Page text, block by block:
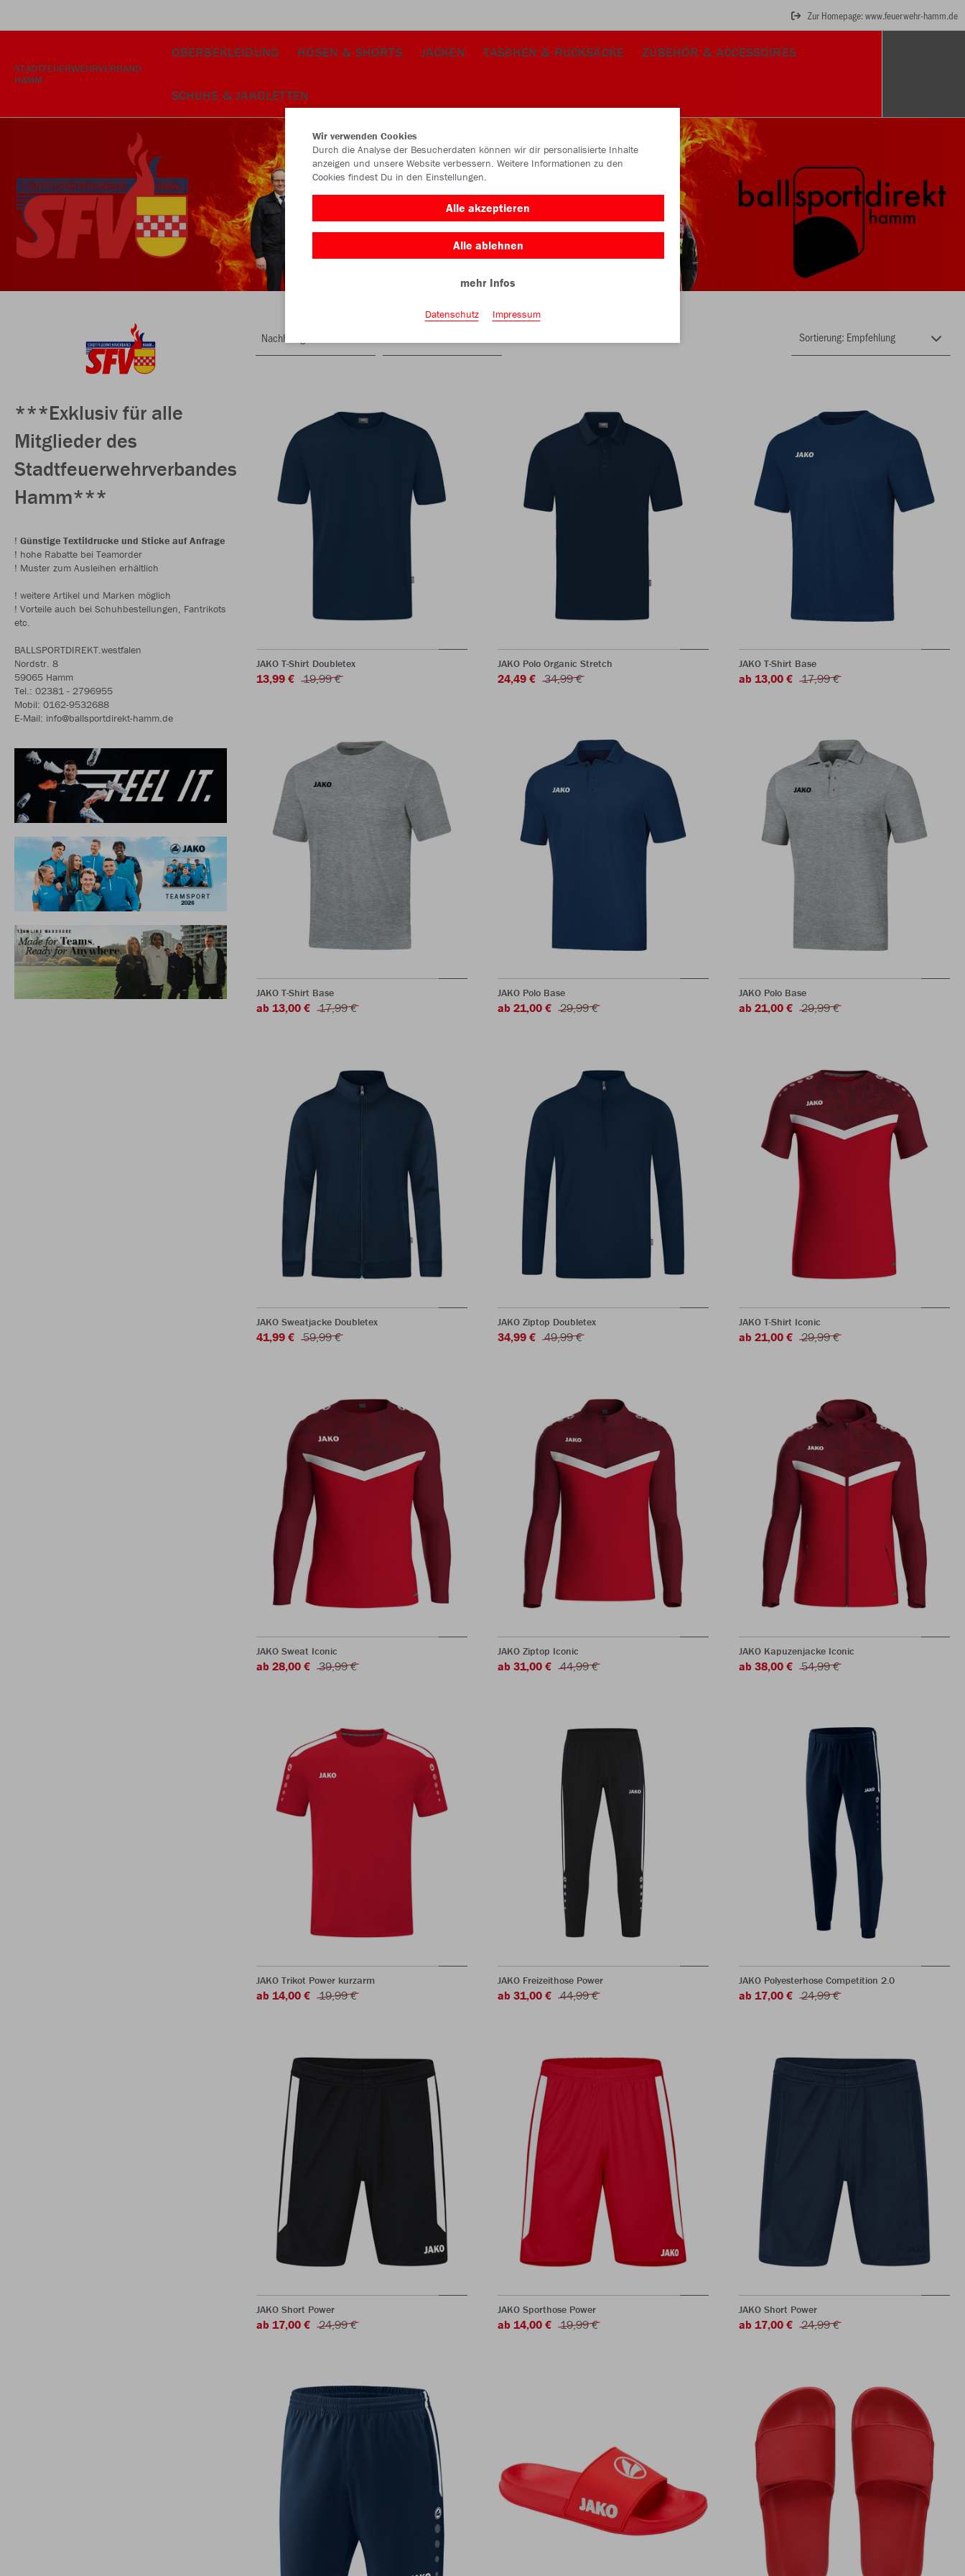
Zur Homepage: www.feuerwehr-hamm.de
STADTFEUERWEHRVERBAND
HAMM
OBERBEKLEIDUNG HOSEN & SHORTS JACKEN TASCHEN & RUCKSÄCKE ZUBEHÖR & ACCESSOIRES
SCHUHE & JAKOLETTEN
***Exklusiv für alle
Mitglieder des
Stadtfeuerwehrverbandes
Hamm***
! Günstige Textildrucke und Sticke auf Anfrage
! hohe Rabatte bei Teamorder
! Muster zum Ausleihen erhältlich
! weitere Artikel und Marken möglich
! Vorteile auch bei Schuhbestellungen, Fantrikots
etc.
BALLSPORTDIREKT.westfalen
Nordstr. 8
59065 Hamm
Tel.: 02381 - 2796955
Mobil: 0162-9532688
E-Mail: info@ballsportdirekt-hamm.de
Nachhaltig
JAKO T-Shirt Doubletex
13,99 € 19,99 €
JAKO Polo Organic Stretch
24,49 € 34,99 €
JAKO T-Shirt Base
ab 13,00 € 17,99 €
JAKO T-Shirt Base
ab 13,00 € 17,99 €
JAKO Polo Base
ab 21,00 € 29,99 €
JAKO Polo Base
ab 21,00 € 29,99 €
JAKO Sweatjacke Doubletex
41,99 € 59,99 €
JAKO Ziptop Doubletex
34,99 € 49,99 €
JAKO T-Shirt Iconic
ab 21,00 € 29,99 €
JAKO Sweat Iconic
ab 28,00 € 39,99 €
JAKO Ziptop Iconic
ab 31,00 € 44,99 €
JAKO Kapuzenjacke Iconic
ab 38,00 € 54,99 €
JAKO Trikot Power kurzarm
ab 14,00 € 19,99 €
JAKO Freizeithose Power
ab 31,00 € 44,99 €
JAKO Polyesterhose Competition 2.0
ab 17,00 € 24,99 €
JAKO Short Power
ab 17,00 € 24,99 €
JAKO Sporthose Power
ab 14,00 € 19,99 €
JAKO Short Power
ab 17,00 € 24,99 €
Wir verwenden Cookies
Durch die Analyse der Besucherdaten können wir dir personalisierte Inhalte
anzeigen und unsere Website verbessern. Weitere Informationen zu den
Cookies findest Du in den Einstellungen.
Alle akzeptieren
Alle ablehnen
mehr Infos
Datenschutz Impressum